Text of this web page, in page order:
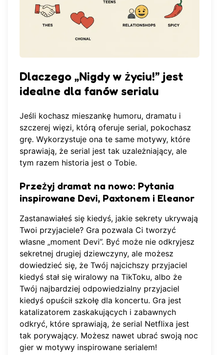
Dlaczego „Nigdy w życiu!” jest
idealne dla fanów serialu
Jeśli kochasz mieszankę humoru, dramatu i
szczerej więzi, którą oferuje serial, pokochasz
grę. Wykorzystuje ona te same motywy, które
sprawiają, że serial jest tak uzależniający, ale
tym razem historia jest o Tobie.
Przeżyj dramat na nowo: Pytania
inspirowane Devi, Paxtonem i Eleanor
Zastanawiałeś się kiedyś, jakie sekrety ukrywają
Twoi przyjaciele? Gra pozwala Ci tworzyć
własne „moment Devi”. Być może nie odkryjesz
sekretnej drugiej dziewczyny, ale możesz
dowiedzieć się, że Twój najcichszy przyjaciel
kiedyś stał się wiralowy na TikToku, albo że
Twój najbardziej odpowiedzialny przyjaciel
kiedyś opuścił szkołę dla koncertu. Gra jest
katalizatorem zaskakujących i zabawnych
odkryć, które sprawiają, że serial Netflixa jest
tak porywający. Możesz nawet ubrać swoją noc
gier w motywy inspirowane serialem!